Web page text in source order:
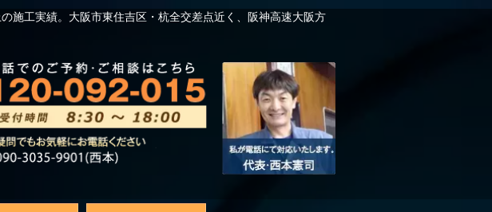
施工実績。大阪市東住吉区・杭全交差点近く、阪神高速大阪方